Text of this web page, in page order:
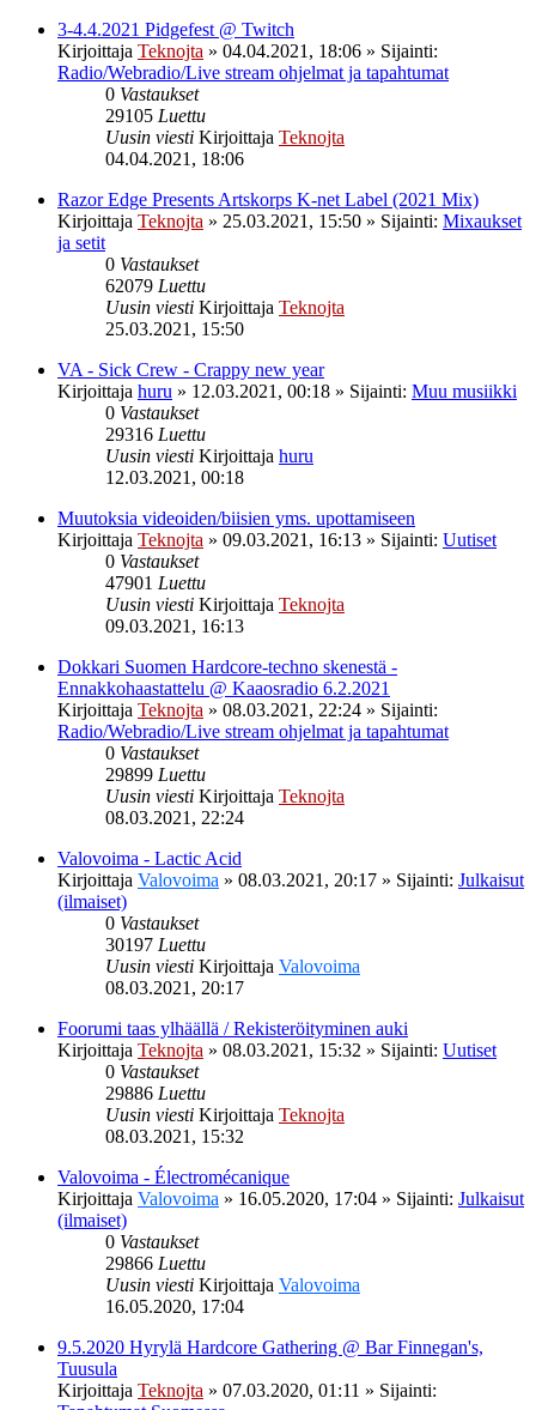
3-4.4.2021 Pidgefest @ Twitch
Kirjoittaja Teknojta » 04.04.2021, 18:06 » Sijainti:
Radio/Webradio/Live stream ohjelmat ja tapahtumat
0 Vastaukset
29105 Luettu
Uusin viesti Kirjoittaja Teknojta
04.04.2021, 18:06
Razor Edge Presents Artskorps K-net Label (2021 Mix)
Kirjoittaja Teknojta » 25.03.2021, 15:50 » Sijainti: Mixaukset
ja setit
0 Vastaukset
62079 Luettu
Uusin viesti Kirjoittaja Teknojta
25.03.2021, 15:50
VA - Sick Crew - Crappy new year
Kirjoittaja huru » 12.03.2021, 00:18 » Sijainti: Muu musiikki
0 Vastaukset
29316 Luettu
Uusin viesti Kirjoittaja huru
12.03.2021, 00:18
Muutoksia videoiden/biisien yms. upottamiseen
Kirjoittaja Teknojta » 09.03.2021, 16:13 » Sijainti: Uutiset
0 Vastaukset
47901 Luettu
Uusin viesti Kirjoittaja Teknojta
09.03.2021, 16:13
Dokkari Suomen Hardcore-techno skenestä -
Ennakkohaastattelu @ Kaaosradio 6.2.2021
Kirjoittaja Teknojta » 08.03.2021, 22:24 » Sijainti:
Radio/Webradio/Live stream ohjelmat ja tapahtumat
0 Vastaukset
29899 Luettu
Uusin viesti Kirjoittaja Teknojta
08.03.2021, 22:24
Valovoima - Lactic Acid
Kirjoittaja Valovoima » 08.03.2021, 20:17 » Sijainti: Julkaisut
(ilmaiset)
0 Vastaukset
30197 Luettu
Uusin viesti Kirjoittaja Valovoima
08.03.2021, 20:17
Foorumi taas ylhäällä / Rekisteröityminen auki
Kirjoittaja Teknojta » 08.03.2021, 15:32 » Sijainti: Uutiset
0 Vastaukset
29886 Luettu
Uusin viesti Kirjoittaja Teknojta
08.03.2021, 15:32
Valovoima - Électromécanique
Kirjoittaja Valovoima » 16.05.2020, 17:04 » Sijainti: Julkaisut
(ilmaiset)
0 Vastaukset
29866 Luettu
Uusin viesti Kirjoittaja Valovoima
16.05.2020, 17:04
9.5.2020 Hyrylä Hardcore Gathering @ Bar Finnegan's,
Tuusula
Kirjoittaja Teknojta » 07.03.2020, 01:11 » Sijainti: